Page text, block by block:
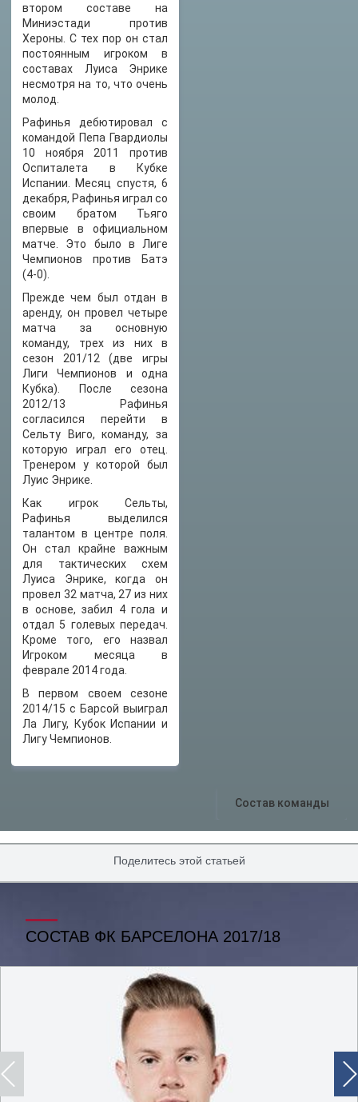
втором составе на
Миниэстади против
Хероны. С тех пор он стал
постоянным игроком в
составах Луиса Энрике
несмотря на то, что очень
молод.
Рафинья дебютировал с
командой Пепа Гвардиолы
10 ноября 2011 против
Оспиталета в Кубке
Испании. Месяц спустя, 6
декабря, Рафинья играл со
своим братом Тьяго
впервые в официальном
матче. Это было в Лиге
Чемпионов против Батэ
(4-0).
Прежде чем был отдан в
аренду, он провел четыре
матча за основную
команду, трех из них в
сезон 201/12 (две игры
Лиги Чемпионов и одна
Кубка). После сезона
2012/13 Рафинья
согласился перейти в
Сельту Виго, команду, за
которую играл его отец.
Тренером у которой был
Луис Энрике.
Как игрок Сельты,
Рафинья выделился
талантом в центре поля.
Он стал крайне важным
для тактических схем
Луиса Энрике, когда он
провел 32 матча, 27 из них
в основе, забил 4 гола и
отдал 5 голевых передач.
Кроме того, его назвал
Игроком месяца в
феврале 2014 года.
В первом своем сезоне
2014/15 с Барсой выиграл
Ла Лигу, Кубок Испании и
Лигу Чемпионов.
Состав команды
Поделитесь этой статьей
СОСТАВ ФК БАРСЕЛОНА 2017/18